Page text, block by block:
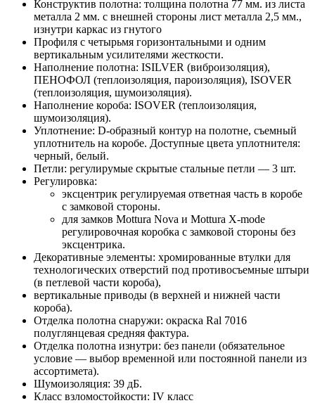
Конструктив полотна: толщина полотна 77 мм. из листа
металла 2 мм. с внешней стороны лист металла 2,5 мм.,
изнутри каркас из гнутого
Профиля с четырьмя горизонтальными и одним
вертикальным усилителями жесткости.
Наполнение полотна: ISILVER (виброизоляция),
ПЕНОФОЛ (теплоизоляция, пароизоляция), ISOVER
(теплоизоляция, шумоизоляция).
Наполнение короба: ISOVER (теплоизоляция,
шумоизоляция).
Уплотнение: D-образный контур на полотне, съемный
уплотнитель на коробе. Доступные цвета уплотнителя:
черный, белый.
Петли: регулирумые скрытые стальные петли — 3 шт.
Регулировка:
эксцентрик регулируемая ответная часть в коробе
с замковой стороны.
для замков Mottura Nova и Mottura X-mode
регулировочная коробка с замковой стороны без
эксцентрика.
Декоративные элементы: хромированные втулки для
технологических отверстий под противосъемные штыри
(в петлевой части короба),
вертикальные приводы (в верхней и нижней части
короба).
Отделка полотна снаружи: окраска Ral 7016
полуглянцевая средняя фактура.
Отделка полотна изнутри: без панели (обязательное
условие — выбор временной или постоянной панели из
ассортимета).
Шумоизоляция: 39 дБ.
Класс взломостойкости: IV класс